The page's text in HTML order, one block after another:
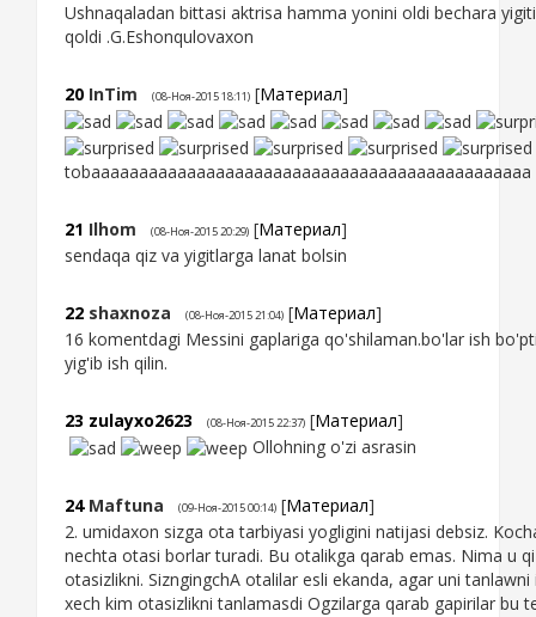
Ushnaqaladan bittasi aktrisa hamma yonini oldi bechara
qoldi .G.Eshonqulovaxon
20 InTim (08-Ноя-2015 18:11) [Материал]
tobaaaaaaaaaaaaaaaaaaaaaaaaaaaaaaaaaaaaaaaaaaaaaa
21 Ilhom (08-Ноя-2015 20:29) [Материал]
sendaqa qiz va yigitlarga lanat bolsin
22 shaxnoza (08-Ноя-2015 21:04) [Материал]
16 komentdagi Messini gaplariga qo'shilaman.bo'lar ish
yig'ib ish qilin.
23 zulayxo2623 (08-Ноя-2015 22:37) [Материал]
Ollohning o'zi asrasin
24 Maftuna (09-Ноя-2015 00:14) [Материал]
2. umidaxon sizga ota tarbiyasi yogligini natijasi debsiz.
nechta otasi borlar turadi. Bu otalikga qarab emas. Nima u
otasizlikni. SizngingchA otalilar esli ekanda, agar uni
xech kim otasizlikni tanlamasdi Ogzilarga qarab gapirilar bu